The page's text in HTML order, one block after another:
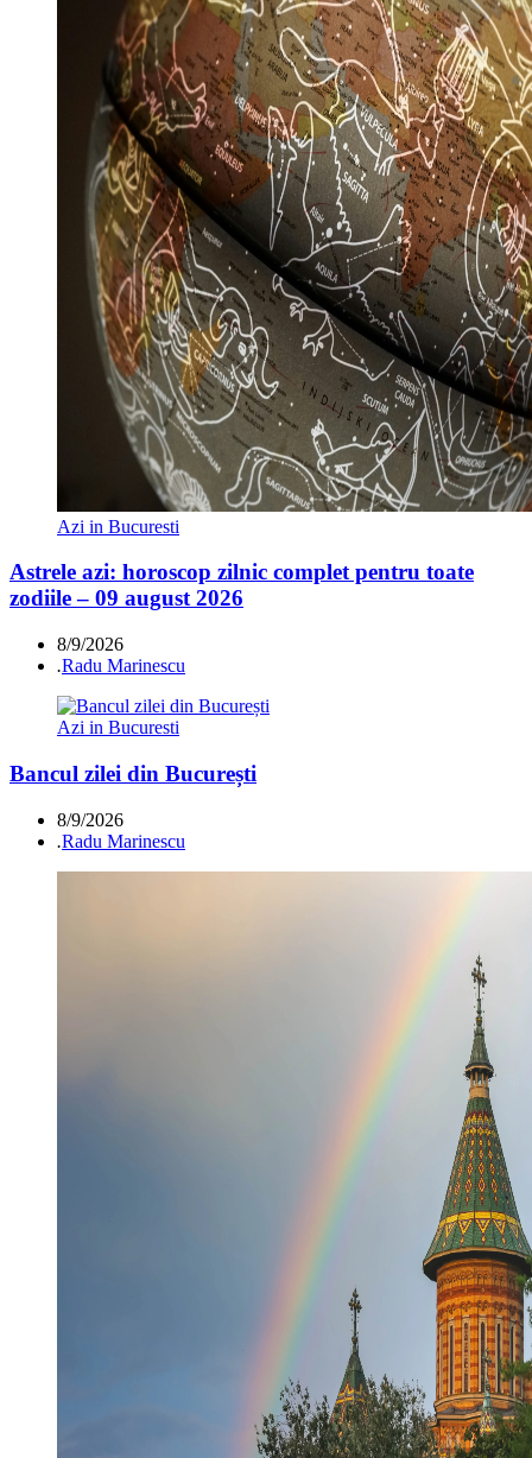
Azi in Bucuresti
Astrele azi: horoscop zilnic complet pentru toate
zodiile – 09 august 2026
8/9/2026
.Radu Marinescu
Azi in Bucuresti
Bancul zilei din București
8/9/2026
.Radu Marinescu